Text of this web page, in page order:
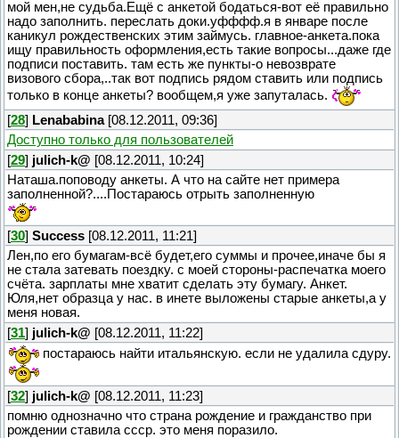
мой мен,не судьба.Ещё с анкетой бодаться-вот её правильно
надо заполнить. переслать доки.уфффф.я в январе после
каникул рождественских этим займусь. главное-анкета.пока
ищу правильность оформления,есть такие вопросы...даже где
подписи поставить. там есть же пункты-о невозврате
визового сбора,..так вот подпись рядом ставить или подпись
только в конце анкеты? вообщем,я уже запуталась.
[28] Lenababina[08.12.2011, 09:36]
Доступно только для пользователей
[29] julich-k@ [08.12.2011, 10:24]
Наташа.поповоду анкеты. А что на сайте нет примера
заполненной?....Постараюсь отрыть заполненную
[30] Success [08.12.2011, 11:21]
Лен,по его бумагам-всё будет,его суммы и прочее,иначе бы я
не стала затевать поездку. с моей стороны-распечатка моего
счёта. зарплаты мне хватит сделать эту бумагу. Анкет.
Юля,нет образца у нас. в инете выложены старые анкеты,а у
меня новая.
[31] julich-k@ [08.12.2011, 11:22]
постараюсь найти итальянскую. если не удалила сдуру.
[32] julich-k@ [08.12.2011, 11:23]
помню однозначно что страна рождение и гражданство при
рождении ставила ссср. это меня поразило.